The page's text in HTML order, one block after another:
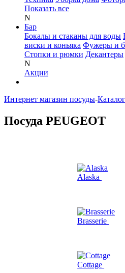
Показать все
N
Бар
Бокалы и стаканы для воды
виски и коньяка Фужеры и
Стопки и рюмки Декантеры
N
Акции
Интернет магазин посуды-Каталог
Посуда PEUGEOT
Alaska
Brasserie
Cottage